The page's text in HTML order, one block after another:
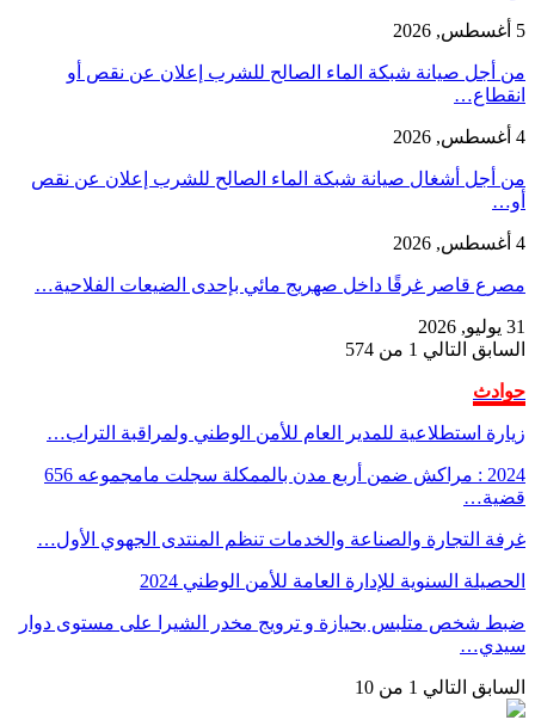
5 أغسطس, 2026
من أجل صيانة شبكة الماء الصالح للشرب إعلان عن نقص أو
انقطاع…
4 أغسطس, 2026
من أجل أشغال صيانة شبكة الماء الصالح للشرب إعلان عن نقص
أو…
4 أغسطس, 2026
مصرع قاصر غرقًا داخل صهريج مائي بإحدى الضيعات الفلاحية…
31 يوليو, 2026
السابق التالي 1 من 574
حوادث
زيارة استطلاعية للمدير العام للأمن الوطني ولمراقبة التراب…
2024 : مراكش ضمن أربع مدن بالممكلة سجلت مامجموعه 656
قضية…
غرفة التجارة والصناعة والخدمات تنظم المنتدى الجهوي الأول…
الحصيلة السنوية للإدارة العامة للأمن الوطني 2024
ضبط شخص متلبس بحيازة و ترويج مخدر الشيرا على مستوى دوار
سيدي…
السابق التالي 1 من 10